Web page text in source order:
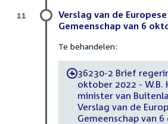
Verslag van de
Gemeenschap van 6
Te behandelen:
-36230-2 Brief
oktober 2022 - W.B.
minister van
Verslag van de
Gemeenschap van
11